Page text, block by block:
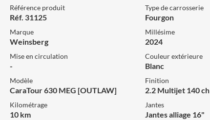
Référence produit
Réf. 31125
Type de carrosserie
Fourgon
Marque
Weinsberg
Millésime
2024
Mise en circulation
-
Couleur extérieure
Blanc
Modèle
CaraTour 630 MEG [OUTLAW]
Finition
2.2 Multijet 140 ch
Kilométrage
10 km
Jantes
Jantes alliage 16"